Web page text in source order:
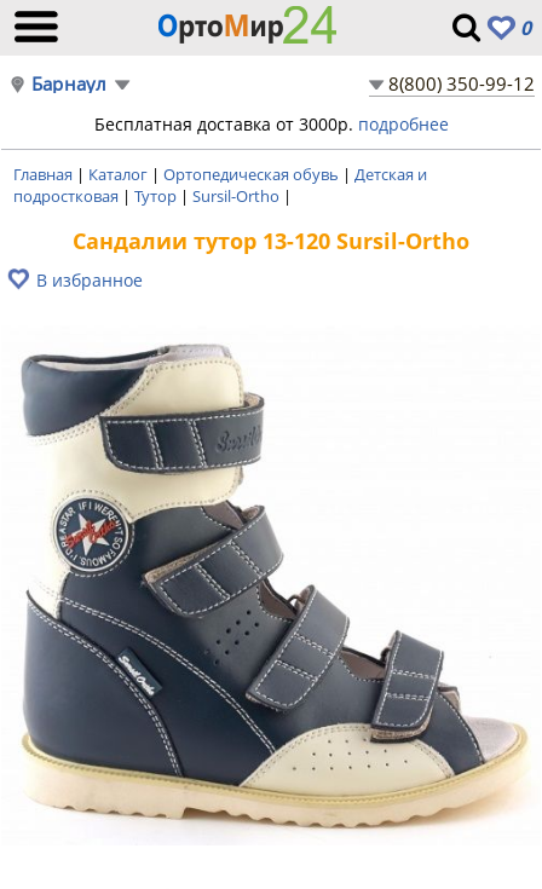
0
Барнаул 8(800) 350-99-12
Бесплатная доставка от 3000р. подробнее
Главная | Каталог | Ортопедическая обувь | Детская и
подростковая | Тутор | Sursil-Ortho |
Сандалии тутор 13-120 Sursil-Ortho
В избранное